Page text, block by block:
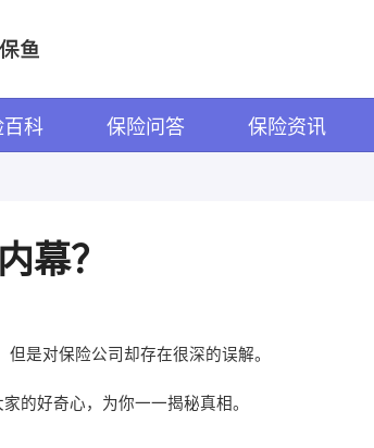
科 保险问答 保险资讯
幕？
是对保险公司却存在很深的误解。
的好奇心，为你一一揭秘真相。